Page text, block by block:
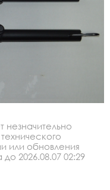
или обновления
2026.08.07 02:29